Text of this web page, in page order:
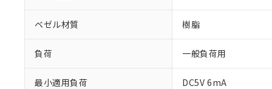
ベゼル材質 樹脂
負荷 一般負荷用
最小適用負荷 DC5V 6mA